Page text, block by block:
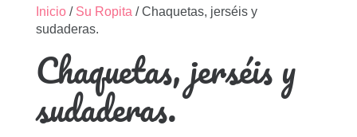
Inicio/ Su Ropita / Chaquetas, jerséis y
sudaderas.
Chaquetas, jerséis y
sudaderas.